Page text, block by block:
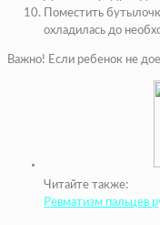
Поместить
охладилась до
Важно! Если ребенок не
Читайте также:
Ревматизм пальцев